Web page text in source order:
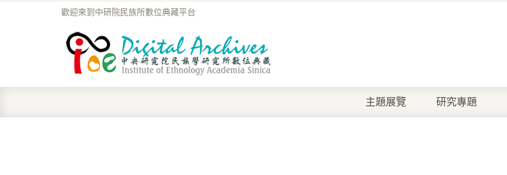
歡迎來到中研院民族所數位典藏平台
主題展覽 研究專題